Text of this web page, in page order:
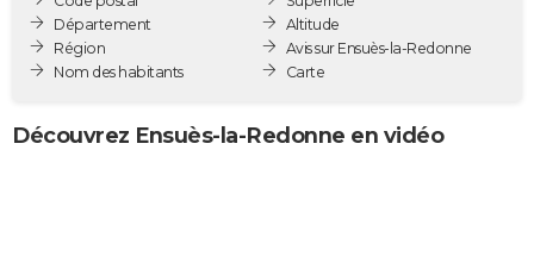
Destinations
City break
Voyage nature
Voyage de noces
Forum
Climat
PHOTO
GUIDES D'ACHAT
BONS PLANS
Département
Région
Nom des habitants
Altitude
Avis sur Ensuès-la-Redonne
Carte
Découvrez Ensuès-la-Redonne en vidéo